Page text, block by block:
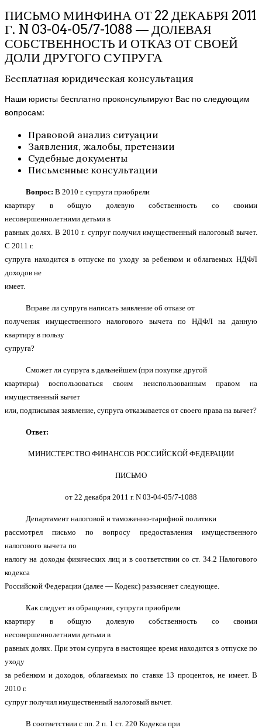
ПИСЬМО МИНФИНА ОТ 22 ДЕКАБРЯ 2011
Г. N 03-04-05/7-1088 — ДОЛЕВАЯ
СОБСТВЕННОСТЬ И ОТКАЗ ОТ СВОЕЙ
ДОЛИ ДРУГОГО СУПРУГА
Бесплатная юридическая консультация
Наши юристы бесплатно проконсультируют Вас по следующим
вопросам:
Правовой анализ ситуации
Заявления, жалобы, претензии
Судебные документы
Письменные консультации
Вопрос: В 2010 г. супруги приобрели
квартиру в общую долевую собственность со своими
несовершеннолетними детьми в
равных долях. В 2010 г. супруг получил имущественный налоговый вычет.
С 2011 г.
супруга находится в отпуске по уходу за ребенком и облагаемых НДФЛ
доходов не
имеет.
Вправе ли супруга написать заявление об отказе от
получения имущественного налогового вычета по НДФЛ на данную
квартиру в пользу
супруга?
Сможет ли супруга в дальнейшем (при покупке другой
квартиры) воспользоваться своим неиспользованным правом на
имущественный вычет
или, подписывая заявление, супруга отказывается от своего права на вычет?
Ответ:
МИНИСТЕРСТВО ФИНАНСОВ РОССИЙСКОЙ ФЕДЕРАЦИИ
ПИСЬМО
от 22 декабря 2011 г. N 03-04-05/7-1088
Департамент налоговой и таможенно-тарифной политики
рассмотрел письмо по вопросу предоставления имущественного
налогового вычета по
налогу на доходы физических лиц и в соответствии со ст. 34.2 Налогового
кодекса
Российской Федерации (далее — Кодекс) разъясняет следующее.
Как следует из обращения, супруги приобрели
квартиру в общую долевую собственность со своими
несовершеннолетними детьми в
равных долях. При этом супруга в настоящее время находится в отпуске по
уходу
за ребенком и доходов, облагаемых по ставке 13 процентов, не имеет. В
2010 г.
супруг получил имущественный налоговый вычет.
В соответствии с пп. 2 п. 1 ст. 220 Кодекса при